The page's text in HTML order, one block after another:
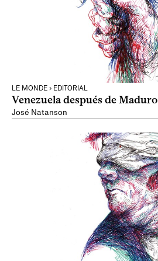
LE MONDE › EDITORIAL
Venezuela después de Maduro
José Natanson